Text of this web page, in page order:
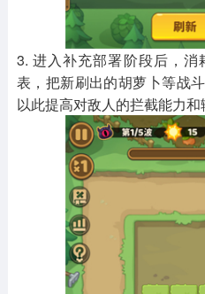
3. 进入补充部署阶段后，
表，把新刷出的胡萝卜等战
以此提高对敌人的拦截能力和